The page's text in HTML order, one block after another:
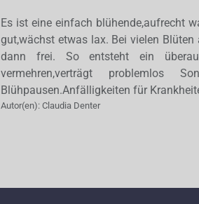
Es ist eine einfach blühende,aufrecht
gut,wächst etwas lax. Bei vielen
dann frei. So entsteht ein
vermehren,verträgt
Blühpausen.Anfälligkeiten für
Autor(en): Claudia Denter